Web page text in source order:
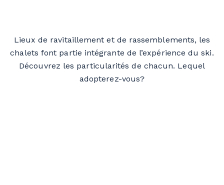
Lieux de ravitaillement et de rassemblements, les
chalets font partie intégrante de l’expérience du ski.
Découvrez les particularités de chacun. Lequel
adopterez-vous?